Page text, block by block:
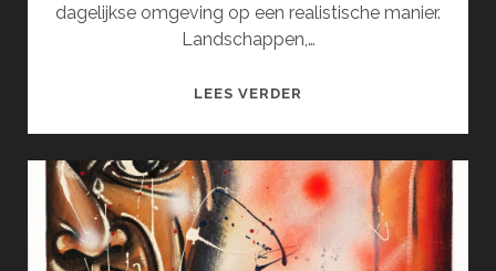
dagelijkse omgeving op een realistische manier.
Landschappen,…
LEES VERDER
IS
WHAT
YOU
GET